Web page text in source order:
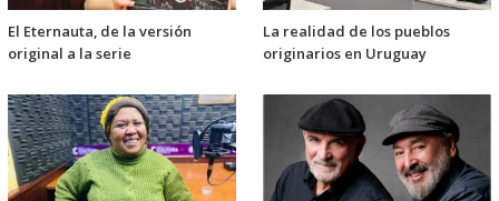
El Eternauta, de la versión
original a la serie
La realidad de los pueblos
originarios en Uruguay